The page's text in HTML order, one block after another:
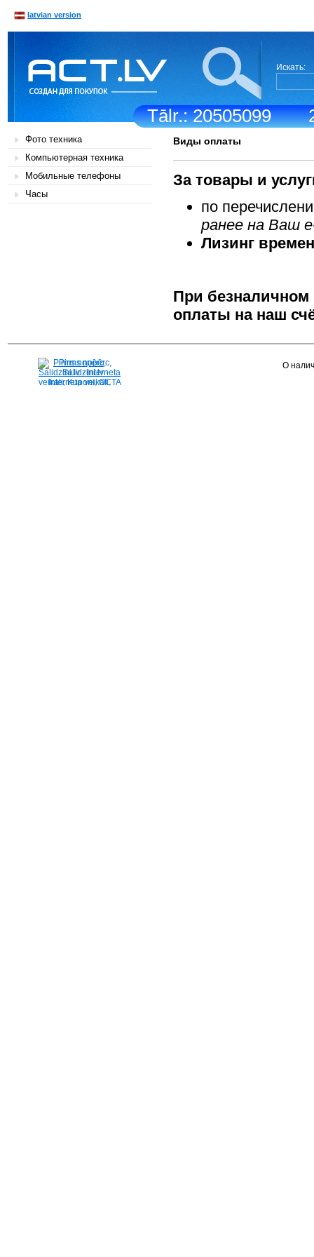
Tālr.: 20505099
latvian version
Искать:
Фото техника
Компьютерная техника
Мобильные телефоны
Часы
Виды оплаты
За товары и
по
ранее на Ваш
Лизинг
При безналичном
оплаты на наш
Pirms nopērc,
Salidzini.lv - Interneta
veikali, Kuponi, OCTA
О